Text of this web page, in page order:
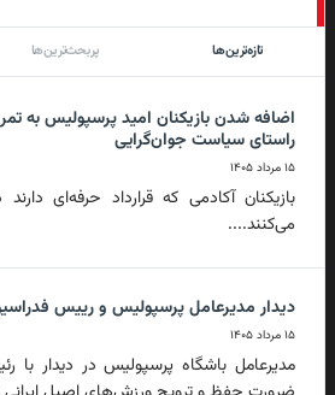
تازه‌ترین‌ها پربحث‌ترین‌ها
اضافه شدن بازیکنان امید پرسپولیس به
راستای سیاست جوان‌گرایی
۱۵ مرداد ۱۴۰۵
بازیکنان آکادمی که قرارداد حرفه‌ای
می‌کنند....
دیدار مدیرعامل پرسپولیس و رییس
۱۵ مرداد ۱۴۰۵
مدیرعامل باشگاه پرسپولیس در دیدار با